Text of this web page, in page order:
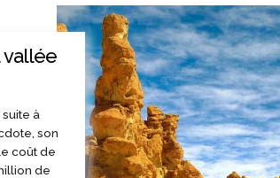
vallée
à
son
coût de
de